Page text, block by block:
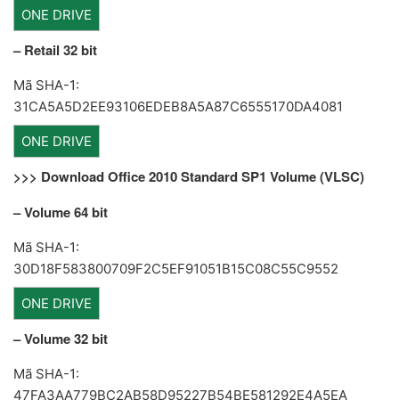
ONE DRIVE
– Retail 32 bit
Mã SHA-1:
31CA5A5D2EE93106EDEB8A5A87C6555170DA4081
ONE DRIVE
>>> Download Office 2010 Standard SP1 Volume (VLSC)
– Volume 64 bit
Mã SHA-1:
30D18F583800709F2C5EF91051B15C08C55C9552
ONE DRIVE
– Volume 32 bit
Mã SHA-1:
47FA3AA779BC2AB58D95227B54BE581292E4A5EA